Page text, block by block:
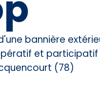
bannière
et participatif
(78)